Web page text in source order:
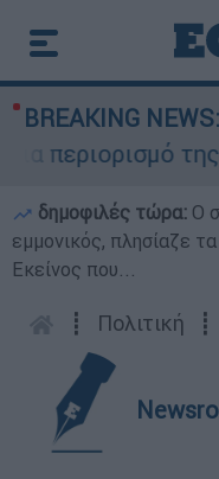
BREAKING NEWS:
περιορισμό της
δημοφιλές τώρα: O
εμμονικός, πλησίαζε
Εκείνος που...
┋ Πολιτική ┋